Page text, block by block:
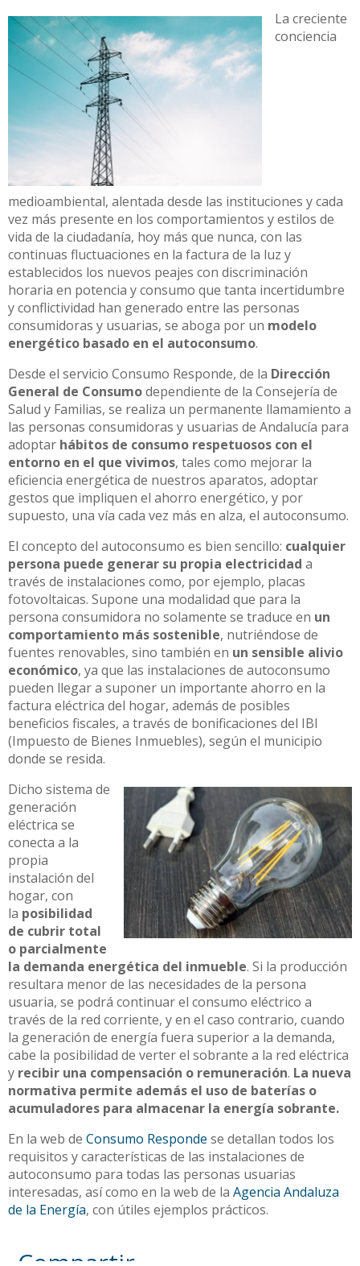
La creciente
conciencia
medioambiental, alentada desde las instituciones y cada
vez más presente en los comportamientos y estilos de
vida de la ciudadanía, hoy más que nunca, con las
continuas fluctuaciones en la factura de la luz y
establecidos los nuevos peajes con discriminación
horaria en potencia y consumo que tanta incertidumbre
y conflictividad han generado entre las personas
consumidoras y usuarias, se aboga por un modelo
energético basado en el autoconsumo.
Desde el servicio Consumo Responde, de la Dirección
General de Consumodependiente de la Consejería de
Salud y Familias, se realiza un permanente llamamiento a
las personas consumidoras y usuarias de Andalucía para
adoptar hábitos de consumo respetuosos con el
entorno en el que vivimos, tales como mejorar la
eficiencia energética de nuestros aparatos, adoptar
gestos que impliquen el ahorro energético, y por
supuesto, una vía cada vez más en alza, el autoconsumo.
El concepto del autoconsumo es bien sencillo: cualquier
persona puede generar su propia electricidad a
través de instalaciones como, por ejemplo, placas
fotovoltaicas. Supone una modalidad que para la
persona consumidora no solamente se traduce en un
comportamiento más sostenible, nutriéndose de
fuentes renovables, sino también en un sensible alivio
económico, ya que las instalaciones de autoconsumo
pueden llegar a suponer un importante ahorro en la
factura eléctrica del hogar, además de posibles
beneficios fiscales, a través de bonificaciones del IBI
(Impuesto de Bienes Inmuebles), según el municipio
donde se resida.
Dicho sistema de
generación
eléctrica se
conecta a la
propia
instalación del
hogar, con
la posibilidad
de cubrir total
o parcialmente
la demanda energética del inmueble. Si la producción
resultara menor de las necesidades de la persona
usuaria, se podrá continuar el consumo eléctrico a
través de la red corriente, y en el caso contrario, cuando
la generación de energía fuera superior a la demanda,
cabe la posibilidad de verter el sobrante a la red eléctrica
y recibir una compensación o remuneración. La nueva
normativa permite además el uso de baterías o
acumuladores para almacenar la energía sobrante.
En la web de Consumo Responde se detallan todos los
requisitos y características de las instalaciones de
autoconsumo para todas las personas usuarias
interesadas, así como en la web de la Agencia Andaluza
de la Energía, con útiles ejemplos prácticos.